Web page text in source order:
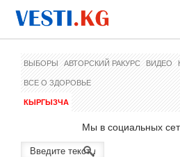
ВЫБОРЫ АВТОРСКИЙ РАКУРС ВИДЕО
ВСЕ О ЗДОРОВЬЕ
КЫРГЫЗЧА
Мы в социальных